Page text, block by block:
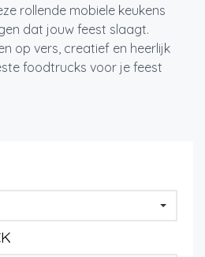
rollende mobiele keukens
dat jouw feest slaagt.
op vers, creatief en heerlijk
foodtrucks voor je feest